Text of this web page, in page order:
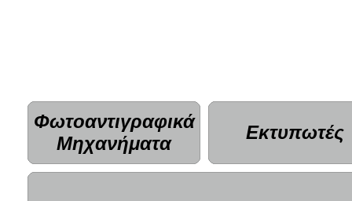
Φωτοαντιγραφικά
Μηχανήματα
Εκτυπωτές